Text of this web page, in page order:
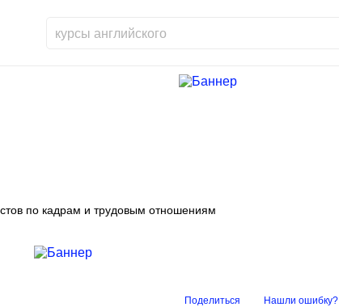
по кадрам и трудовым отношениям
Поделиться Нашли ошибку?